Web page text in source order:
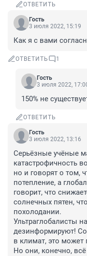
ОТВЕТИТЬ
Гость
3 июля 2022, 15:19
Как я с вами
ОТВЕТИТЬ 1
Гость
3 июля 2022,
150% не
ОТВЕТИТЬ
Гость
3 июля 2022, 13:16
Серьёзные учёные
катастрофичность
но и говорят о том,
потепление, а
говорит, что
солнечных пятен,
похолодании.
Ультраглобалисты
дезинформируют!
в климат, это может
Но они, конечно,